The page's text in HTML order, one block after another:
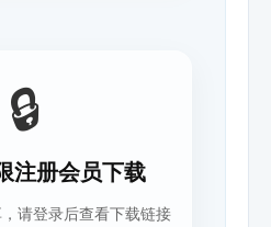
🔒
注册会员下载
请登录后查看下载链接